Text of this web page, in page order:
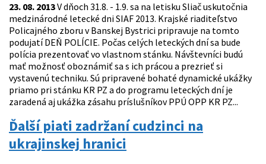
23. 08. 2013V dňoch 31.8. - 1.9. sa na letisku Sliač uskutočnia
medzinárodné letecké dni SIAF 2013. Krajské riaditeľstvo
Policajného zboru v Banskej Bystrici pripravuje na tomto
podujatí DEŇ POLÍCIE. Počas celých leteckých dní sa bude
polícia prezentovať vo vlastnom stánku. Návštevníci budú
mať možnosť oboznámiť sa s ich prácou a prezrieť si
vystavenú techniku. Sú pripravené bohaté dynamické ukážky
priamo pri stánku KR PZ a do programu leteckých dní je
zaradená aj ukážka zásahu príslušníkov PPÚ OPP KR PZ...
Ďalší piati zadržaní cudzinci na
ukrajinskej hranici